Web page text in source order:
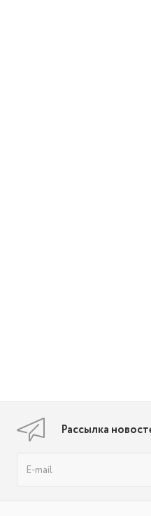
Рассылка